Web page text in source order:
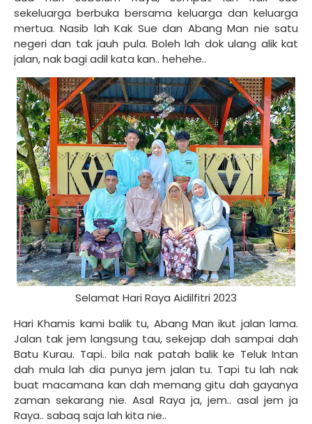
sekeluarga berbuka bersama keluarga dan keluarga
mertua. Nasib lah Kak Sue dan Abang Man nie satu
negeri dan tak jauh pula. Boleh lah dok ulang alik kat
jalan, nak bagi adil kata kan.. hehehe..
Selamat Hari Raya Aidilfitri 2023
Hari Khamis kami balik tu, Abang Man ikut jalan lama.
Jalan tak jem langsung tau, sekejap dah sampai dah
Batu Kurau. Tapi.. bila nak patah balik ke Teluk Intan
dah mula lah dia punya jem jalan tu. Tapi tu lah nak
buat macamana kan dah memang gitu dah gayanya
zaman sekarang nie. Asal Raya ja, jem.. asal jem ja
Raya.. sabaq saja lah kita nie..